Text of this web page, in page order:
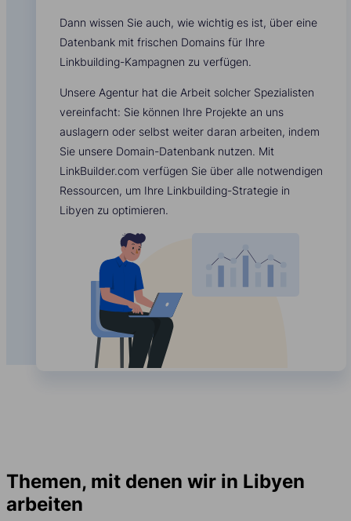
Dann wissen Sie auch, wie wichtig es ist, über eine
Datenbank mit frischen Domains für Ihre
Linkbuilding-Kampagnen zu verfügen.
Unsere Agentur hat die Arbeit solcher Spezialisten
vereinfacht: Sie können Ihre Projekte an uns
auslagern oder selbst weiter daran arbeiten, indem
Sie unsere Domain-Datenbank nutzen. Mit
LinkBuilder.com verfügen Sie über alle notwendigen
Ressourcen, um Ihre Linkbuilding-Strategie in
Libyen zu optimieren.
Themen, mit denen wir in Libyen
arbeiten